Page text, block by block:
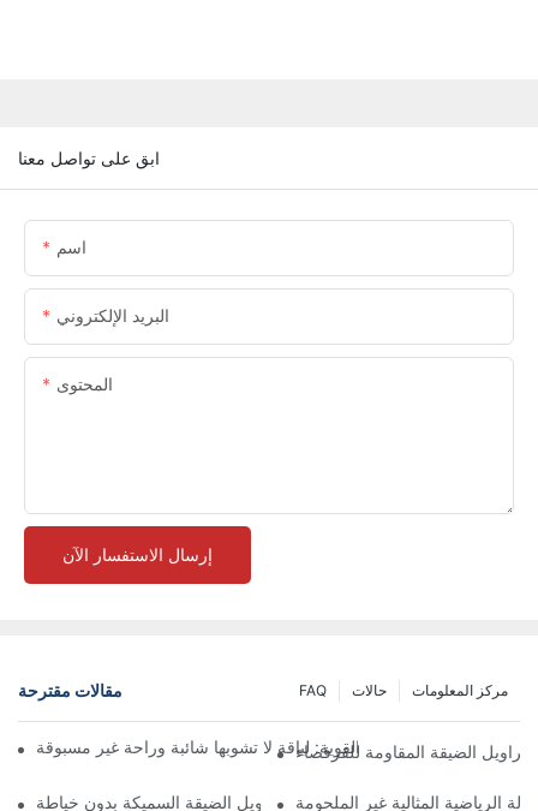
ابق على تواصل معنا
اسم
البريد الإلكتروني
المحتوى
إرسال الاستفسار الآن
مقالات مقترحة مركز المعلومات حالات FAQ
مع السراويل الضيقة القوية: لياقة لا تشوبها شائبة وراحة غير مسبوقة
الضيقة المقاومة للقرفصاء
تمتع بالراحة والأناقة مع هذه السراويل الضيقة السميكة بدون خياطة
الرياضية المثالية غير الملحومة